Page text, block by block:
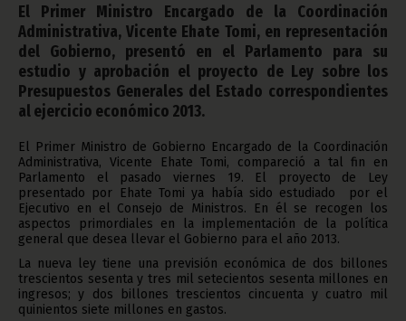
El Primer Ministro Encargado de la Coordinación
Administrativa, Vicente Ehate Tomi, en representación
del Gobierno, presentó en el Parlamento para su
estudio y aprobación el proyecto de Ley sobre los
Presupuestos Generales del Estado correspondientes
al ejercicio económico 2013.
El Primer Ministro de Gobierno Encargado de la Coordinación
Administrativa, Vicente Ehate Tomi, compareció a tal fin en
Parlamento el pasado viernes 19. El proyecto de Ley
presentado por Ehate Tomi ya había sido estudiado por el
Ejecutivo en el Consejo de Ministros. En él se recogen los
aspectos primordiales en la implementación de la política
general que desea llevar el Gobierno para el año 2013.
La nueva ley tiene una previsión económica de dos billones
trescientos sesenta y tres mil setecientos sesenta millones en
ingresos; y dos billones trescientos cincuenta y cuatro mil
quinientos siete millones en gastos.